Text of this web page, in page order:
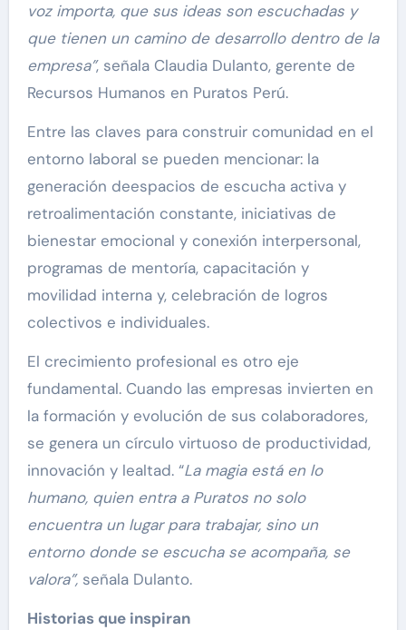
voz importa, que sus ideas son escuchadas y
que tienen un camino de desarrollo dentro de la
empresa”, señala Claudia Dulanto, gerente de
Recursos Humanos en Puratos Perú.
Entre las claves para construir comunidad en el
entorno laboral se pueden mencionar: la
generación deespacios de escucha activa y
retroalimentación constante, iniciativas de
bienestar emocional y conexión interpersonal,
programas de mentoría, capacitación y
movilidad interna y, celebración de logros
colectivos e individuales.
El crecimiento profesional es otro eje
fundamental. Cuando las empresas invierten en
la formación y evolución de sus colaboradores,
se genera un círculo virtuoso de productividad,
innovación y lealtad. “La magia está en lo
humano, quien entra a Puratos no solo
encuentra un lugar para trabajar, sino un
entorno donde se escucha se acompaña, se
valora”, señala Dulanto.
Historias que inspiran